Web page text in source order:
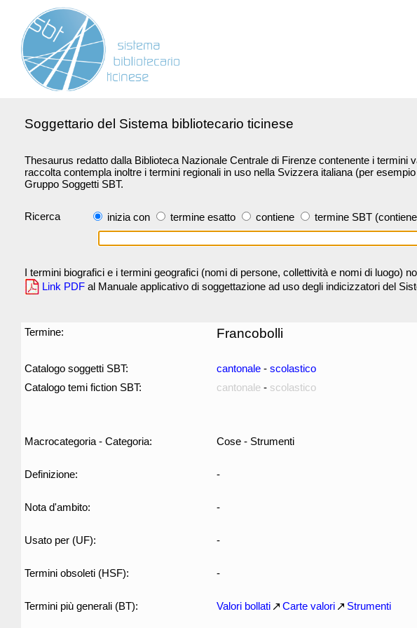
Soggettario del Sistema bibliotecario ticinese
Thesaurus redatto dalla Biblioteca Nazionale Centrale di Firenze contenente i termini
raccolta contempla inoltre i termini regionali in uso nella Svizzera italiana (per esempio
Gruppo Soggetti SBT.
Ricerca inizia con termine esatto contiene termine SBT
I termini biografici e i termini geografici (nomi di persone, collettività e nomi di luogo)
Link PDF al Manuale applicativo di soggettazione ad uso degli indicizzatori del
Termine: Francobolli
Catalogo soggetti SBT: cantonale - scolastico
Catalogo temi fiction SBT:
cantonale - scolastico
Macrocategoria - Categoria: Cose - Strumenti
Definizione: -
Nota d'ambito: -
Usato per (UF): -
Termini obsoleti (HSF): -
Termini più generali (BT): Valori bollati Carte valori Strumenti